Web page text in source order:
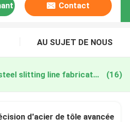
Contact
AU SUJET DE NOUS
advanced sheet steel slitting line fabrication en ligne (16)
d'acier de tôle avancée